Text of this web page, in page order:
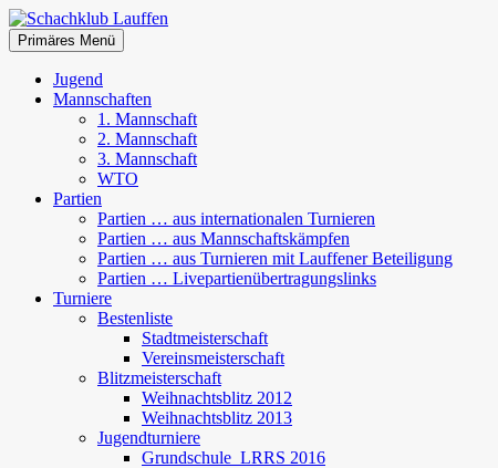
Zum
Inhalt
springen
Schachklub Lauffen
Suchen
Primäres Menü
Jugend
Mannschaften
1. Mannschaft
2. Mannschaft
3. Mannschaft
WTO
Partien
Partien … aus internationalen Turnieren
Partien … aus Mannschaftskämpfen
Partien … aus Turnieren mit Lauffener Beteiligung
Partien … Livepartienübertragungslinks
Turniere
Bestenliste
Stadtmeisterschaft
Vereinsmeisterschaft
Blitzmeisterschaft
Weihnachtsblitz 2012
Weihnachtsblitz 2013
Jugendturniere
Grundschule_LRRS 2016